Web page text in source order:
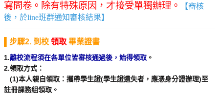
寫問卷。除有特殊原因，才接受單獨辦理。
【審核
後，於line班群通知審核結果】
▌步驟2. 到校 領取 畢業證書
1.離校流程須在各單位皆審核通過後，始得領取 。
2.領取方式：
(1)本人親自領取：攜帶學生證(學生證遺失者，應憑身分證辦理)至
註冊課務組領取。